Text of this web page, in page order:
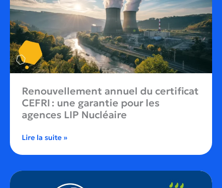
Renouvellement annuel du certificat
CEFRI : une garantie pour les
agences LIP Nucléaire
Lire la suite »